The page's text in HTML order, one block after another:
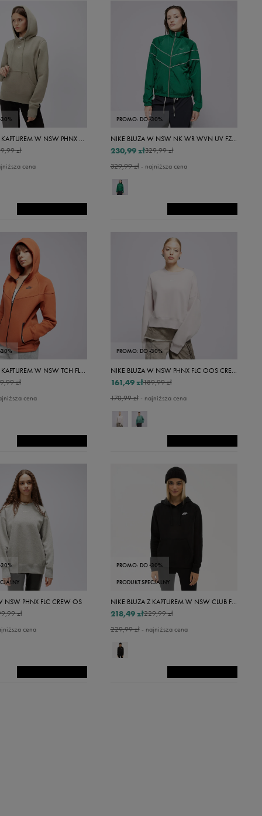
NIKE BLUZA Z KAPTUREM W NSW PHNX FLC STD HOODIE
zł
cena
PROMO: DO -30%
NIKE BLUZA W NSW NK WR WVN UV FZ JKT
329,99 zł
230,99 zł
329,99 zł- najniższa cena
NIKE BLUZA Z KAPTUREM W NSW TCH FLC WR FZ HDY
zł
cena
PROMO: DO -30%
NIKE BLUZA W NSW PHNX FLC OOS CREW
189,99 zł
161,49 zł
170,99 zł- najniższa cena
NSW PHNX FLC CREW OS
zł
cena
PROMO: DO -30%
PRODUKT SPECJALNY
NIKE BLUZA Z KAPTUREM W NSW CLUB FLC PO HDY STD
229,99 zł
218,49 zł
229,99 zł- najniższa cena